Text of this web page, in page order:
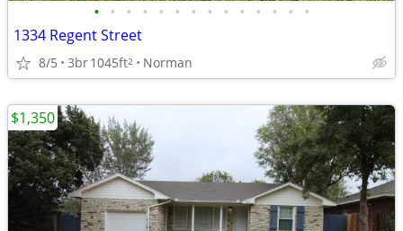
• • • • • • • • • • • • • •
1334 Regent Street
8/5 3br1045ft2 Norman
$1,350